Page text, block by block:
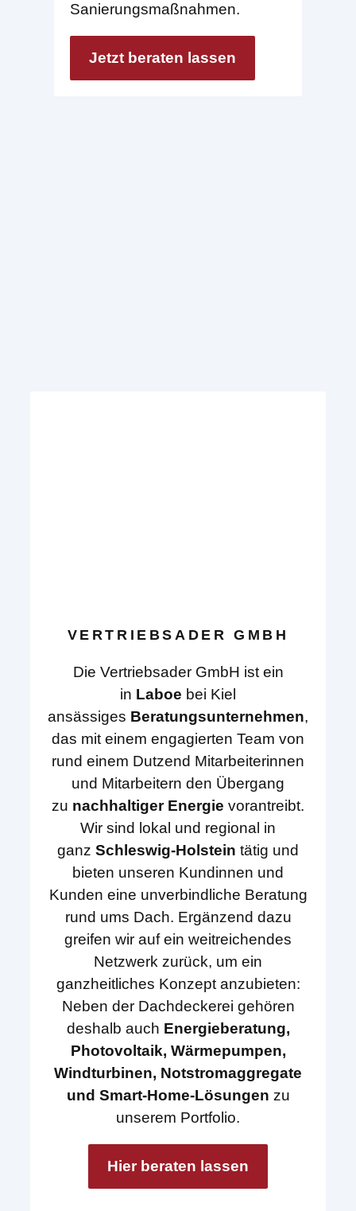
Sanierungsmaßnahmen.
Jetzt beraten lassen
VERTRIEBSADER GMBH
Die Vertriebsader GmbH ist ein
in Laboe bei Kiel
ansässiges Beratungsunternehmen,
das mit einem engagierten Team von
rund einem Dutzend Mitarbeiterinnen
und Mitarbeitern den Übergang
zu nachhaltiger Energie vorantreibt.
Wir sind lokal und regional in
ganz Schleswig-Holstein tätig und
bieten unseren Kundinnen und
Kunden eine unverbindliche Beratung
rund ums Dach. Ergänzend dazu
greifen wir auf ein weitreichendes
Netzwerk zurück, um ein
ganzheitliches Konzept anzubieten:
Neben der Dachdeckerei gehören
deshalb auch Energieberatung,
Photovoltaik, Wärmepumpen,
Windturbinen, Notstromaggregate
und Smart-Home-Lösungen zu
unserem Portfolio.
Hier beraten lassen